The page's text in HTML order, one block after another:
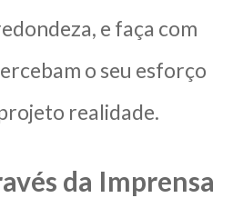
e faça com
o seu esforço
realidade.
da Imprensa